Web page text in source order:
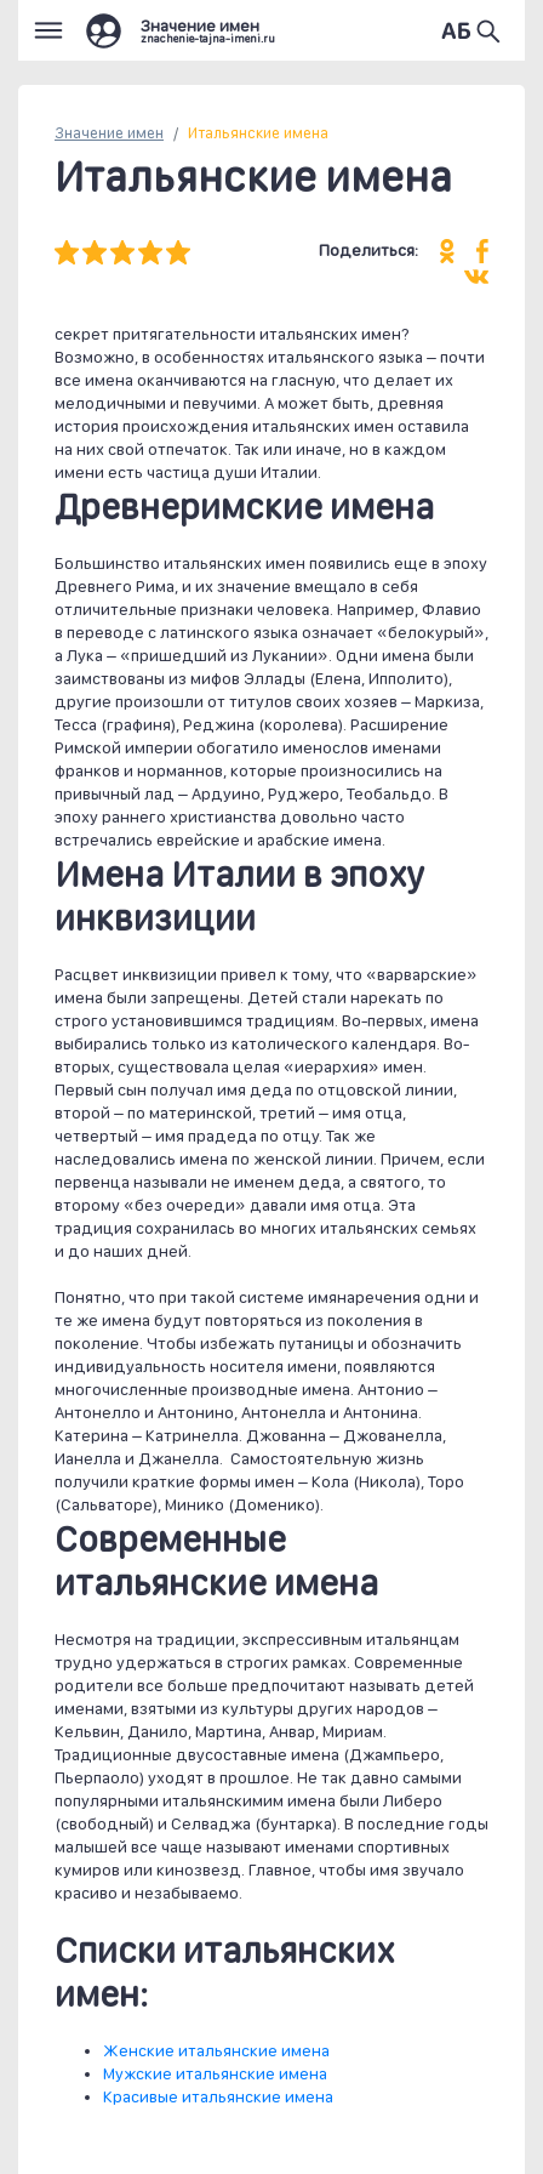
Значение имен
znachenie-tajna-imeni.ru
Значение имен Итальянские имена
Итальянские имена
Поделиться:
секрет притягательности итальянских имен?
Возможно, в особенностях итальянского языка – почти
все имена оканчиваются на гласную, что делает их
мелодичными и певучими. А может быть, древняя
история происхождения итальянских имен оставила
на них свой отпечаток. Так или иначе, но в каждом
имени есть частица души Италии.
Древнеримские имена
Большинство итальянских имен появились еще в эпоху
Древнего Рима, и их значение вмещало в себя
отличительные признаки человека. Например, Флавио
в переводе с латинского языка означает «белокурый»,
а Лука – «пришедший из Лукании». Одни имена были
заимствованы из мифов Эллады (Елена, Ипполито),
другие произошли от титулов своих хозяев – Маркиза,
Тесса (графиня), Реджина (королева). Расширение
Римской империи обогатило именослов именами
франков и норманнов, которые произносились на
привычный лад – Ардуино, Руджеро, Теобальдо. В
эпоху раннего христианства довольно часто
встречались еврейские и арабские имена.
Имена Италии в эпоху
инквизиции
Расцвет инквизиции привел к тому, что «варварские»
имена были запрещены. Детей стали нарекать по
строго установившимся традициям. Во-первых, имена
выбирались только из католического календаря. Во-
вторых, существовала целая «иерархия» имен.
Первый сын получал имя деда по отцовской линии,
второй – по материнской, третий – имя отца,
четвертый – имя прадеда по отцу. Так же
наследовались имена по женской линии. Причем, если
первенца называли не именем деда, а святого, то
второму «без очереди» давали имя отца. Эта
традиция сохранилась во многих итальянских семьях
и до наших дней.
Понятно, что при такой системе имянаречения одни и
те же имена будут повторяться из поколения в
поколение. Чтобы избежать путаницы и обозначить
индивидуальность носителя имени, появляются
многочисленные производные имена. Антонио –
Антонелло и Антонино, Антонелла и Антонина.
Катерина – Катринелла. Джованна – Джованелла,
Ианелла и Джанелла. Самостоятельную жизнь
получили краткие формы имен – Кола (Никола), Торо
(Сальваторе), Минико (Доменико).
Современные
итальянские имена
Несмотря на традиции, экспрессивным итальянцам
трудно удержаться в строгих рамках. Современные
родители все больше предпочитают называть детей
именами, взятыми из культуры других народов –
Кельвин, Данило, Мартина, Анвар, Мириам.
Традиционные двусоставные имена (Джампьеро,
Пьерпаоло) уходят в прошлое. Не так давно самыми
популярными итальянскимим имена были Либеро
(свободный) и Селваджа (бунтарка). В последние годы
малышей все чаще называют именами спортивных
кумиров или кинозвезд. Главное, чтобы имя звучало
красиво и незабываемо.
Списки итальянских
имен:
Женские итальянские имена
Мужские итальянские имена
Красивые итальянские имена